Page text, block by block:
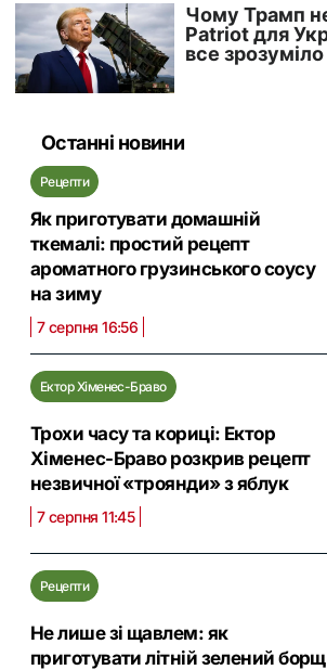
Останні новини
Рецепти
Як приготувати домашній
ткемалі: простий рецепт
ароматного грузинського соусу
на зиму
7 серпня 16:56
Ектор Хіменес-Браво
Трохи часу та кориці: Ектор
Хіменес-Браво розкрив рецепт
незвичної «троянди» з яблук
7 серпня 11:45
Рецепти
Не лише зі щавлем: як
приготувати літній зелений борщ